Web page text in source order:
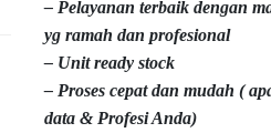
– Pelayanan terbaik dengan
yg ramah dan profesional
– Unit ready stock
– Proses cepat dan mudah (
data & Profesi Anda)